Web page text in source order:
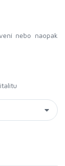
nebo naopak